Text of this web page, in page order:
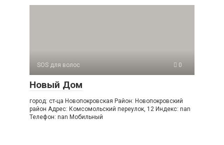
SOS для волос 0
Новый Дом
город: ст-ца Новопокровская Район: Новопокровский
район Адрес: Комсомольский переулок, 12 Индекс: nan
Телефон: nan Мобильный